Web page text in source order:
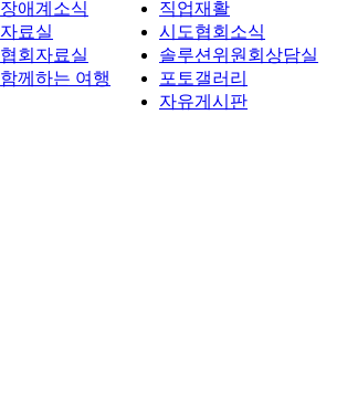
장애계소식
자료실
협회자료실
함께하는 여행
직업재활
시도협회소식
솔루션위원회상담실
포토갤러리
자유게시판